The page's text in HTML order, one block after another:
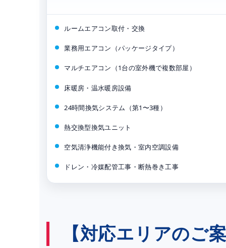
ルームエアコン取付・交換
業務用エアコン（パッケージタイプ）
マルチエアコン（1台の室外機で複数部屋）
床暖房・温水暖房設備
24時間換気システム（第1〜3種）
熱交換型換気ユニット
空気清浄機能付き換気・室内空調設備
ドレン・冷媒配管工事・断熱巻き工事
【対応エリアのご